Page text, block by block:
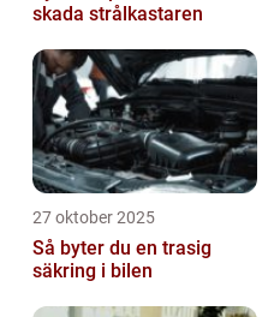
skada strålkastaren
27 oktober 2025
Så byter du en trasig
säkring i bilen